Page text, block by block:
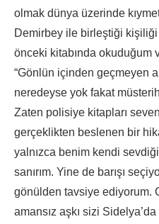
olmak dünya üzerinde
Demirbey ile birleştiği
önceki kitabında okuduğum
“Gönlün içinden geçmeyen
neredeyse yok fakat
Zaten polisiye kitapları
gerçeklikten beslenen bir
yalnızca benim kendi
sanırım. Yine de barışı
gönülden tavsiye ediyorum.
amansız aşkı sizi